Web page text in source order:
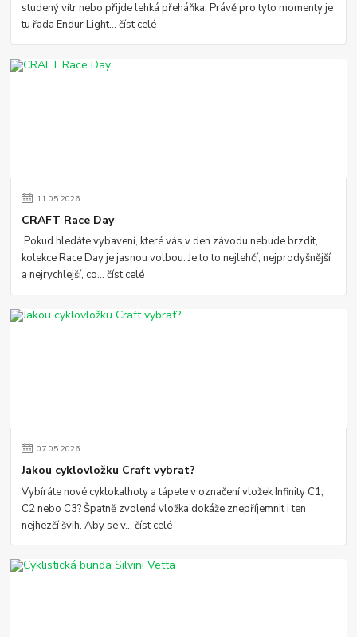
studený vítr nebo přijde lehká přeháňka. Právě pro tyto momenty je
tu řada Endur Light...číst celé
11.05.2026
CRAFT Race Day
Pokud hledáte vybavení, které vás v den závodu nebude brzdit,
kolekce Race Day je jasnou volbou. Je to to nejlehčí, nejprodyšnější
a nejrychlejší, co...číst celé
07.05.2026
Jakou cyklovložku Craft vybrat?
Vybíráte nové cyklokalhoty a tápete v označení vložek Infinity C1,
C2 nebo C3? Špatně zvolená vložka dokáže znepříjemnit i ten
nejhezčí švih. Aby se v...číst celé